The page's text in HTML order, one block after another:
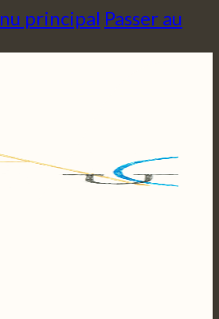
principal Passer au